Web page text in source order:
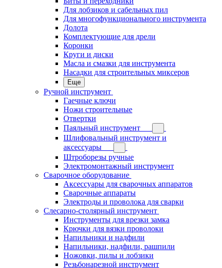
Для лобзиков и сабельных пил
Для многофункционального инструмента
Долота
Комплектующие для дрели
Коронки
Круги и диски
Масла и смазки для инструмента
Насадки для строительных миксеров
Еще
Ручной инструмент
Гаечные ключи
Ножи строительные
Отвертки
Паяльный инструмент
Шлифовальный инструмент и
аксессуары
Штроборезы ручные
Электромонтажный инструмент
Сварочное оборудование
Аксессуары для сварочных аппаратов
Сварочные аппараты
Электроды и проволока для сварки
Слесарно-столярный инструмент
Инструменты для врезки замка
Крючки для вязки проволоки
Напильники и надфили
Напильники, надфили, рашпили
Ножовки, пилы и лобзики
Резьбонарезной инструмент